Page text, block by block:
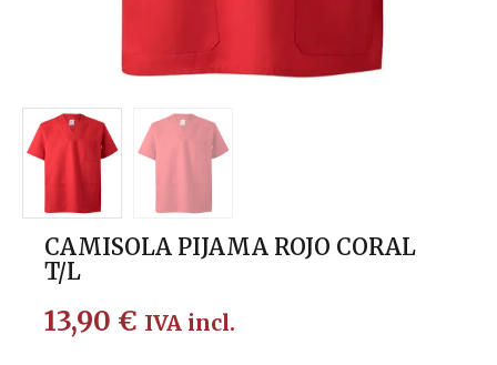
CAMISOLA PIJAMA ROJO CORAL
T/L
13,90 € IVA incl.